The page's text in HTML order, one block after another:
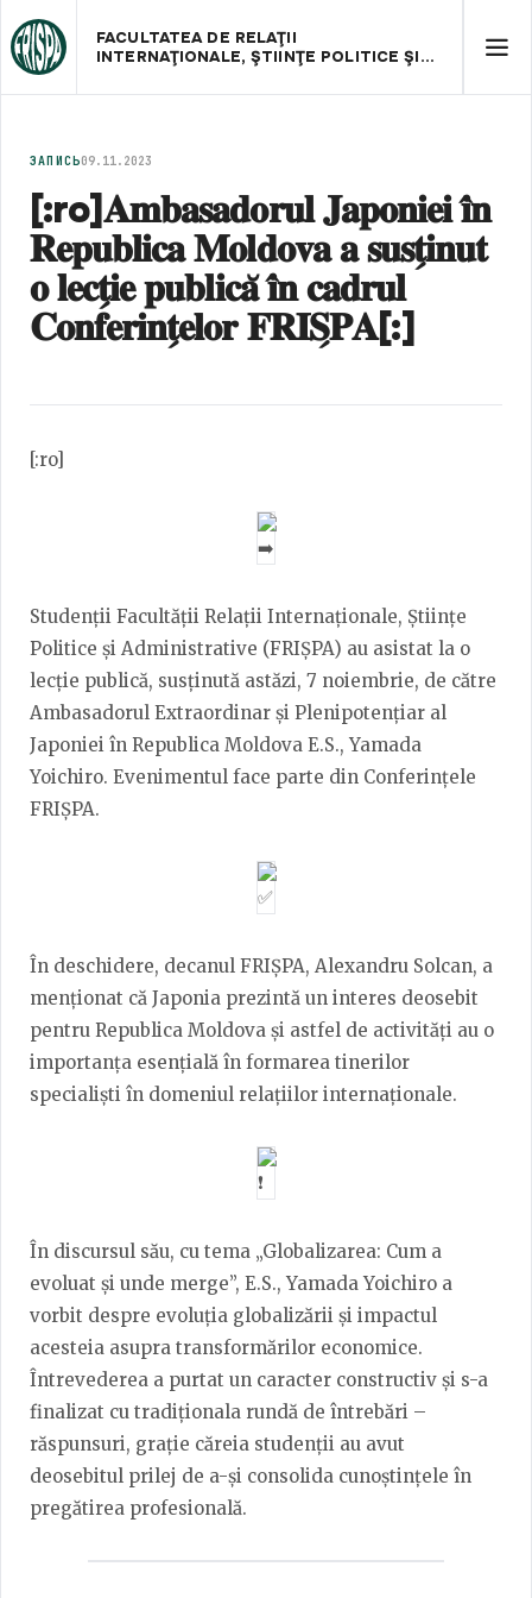
FACULTATEA DE RELAŢII
INTERNAŢIONALE, ŞTIINŢE POLITICE ŞI
ЗАПИСЬ09.11.2023
[:ro]𝐀𝐦𝐛𝐚𝐬𝐚𝐝𝐨𝐫𝐮𝐥 𝐉𝐚𝐩𝐨𝐧𝐢𝐞𝐢 𝐢̂𝐧
𝐑𝐞𝐩𝐮𝐛𝐥𝐢𝐜𝐚 𝐌𝐨𝐥𝐝𝐨𝐯𝐚 𝐚 𝐬𝐮𝐬𝐭̗𝐢𝐧𝐮𝐭
𝐨 𝐥𝐞𝐜𝐭̗𝐢𝐞 𝐩𝐮𝐛𝐥𝐢𝐜𝐚̆ 𝐢̂𝐧 𝐜𝐚𝐝𝐫𝐮𝐥
𝐂𝐨𝐧𝐟𝐞𝐫𝐢𝐧𝐭̗𝐞𝐥𝐨𝐫 𝐅𝐑𝐈𝐒̗𝐏𝐀[:]
[:ro]
Studenții Facultății Relații Internaționale, Științe
Politice și Administrative (FRIȘPA) au asistat la o
lecție publică, susținută astăzi, 7 noiembrie, de către
Ambasadorul Extraordinar și Plenipotențiar al
Japoniei în Republica Moldova E.S., Yamada
Yoichiro. Evenimentul face parte din Conferințele
FRIȘPA.
În deschidere, decanul FRIȘPA, Alexandru Solcan, a
menționat că Japonia prezintă un interes deosebit
pentru Republica Moldova și astfel de activități au o
importanța esențială în formarea tinerilor
specialiști în domeniul relațiilor internaționale.
În discursul său, cu tema „Globalizarea: Cum a
evoluat și unde merge”, E.S., Yamada Yoichiro a
vorbit despre evoluția globalizării și impactul
acesteia asupra transformărilor economice.
Întrevederea a purtat un caracter constructiv și s-a
finalizat cu tradiționala rundă de întrebări –
răspunsuri, grație căreia studenții au avut
deosebitul prilej de a-și consolida cunoștințele în
pregătirea profesională.